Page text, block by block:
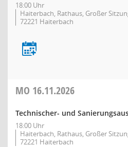
18:00 Uhr
Haiterbach, Rathaus, Großer
72221 Haiterbach
MO 16.11.2026
Technischer- und
18:00 Uhr
Haiterbach, Rathaus, Großer
72221 Haiterbach